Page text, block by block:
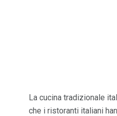
La cucina tradizionale
che i ristoranti italiani